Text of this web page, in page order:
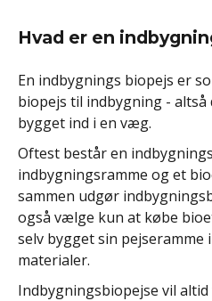
Hvad er en
En indbygnings biopejs er
biopejs til indbygning - altså
bygget ind i en væg.
Oftest består en
indbygningsramme og et
sammen udgør
også vælge kun at købe
selv bygget sin pejseramme
materialer.
Indbygningsbiopejse vil